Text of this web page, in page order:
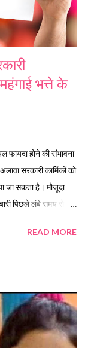
भत्ते के
फायदा होने की संभावना
सरकारी कार्मिकों को
जा सकता है। मौजूदा
पिछले लंबे समय से
करने के प्रयास में जुट गई
को लेकर विपक्ष भी
ने अब पुरानी पेंशन
कर्मियों और पेंशनरों को
READ MORE